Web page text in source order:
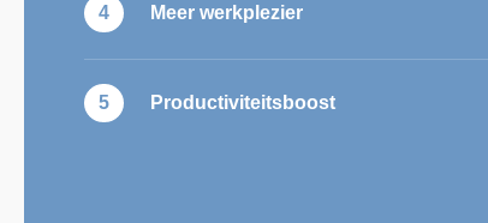
Meer werkplezier
Productiviteitsboost